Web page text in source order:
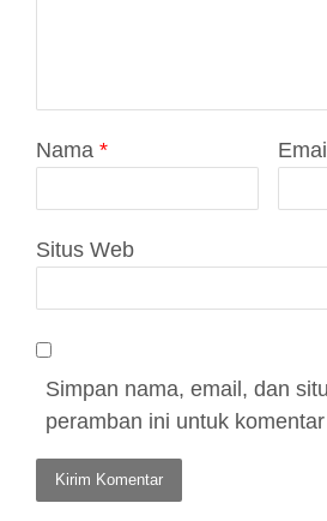
Nama *
Situs Web
Simpan nama, email, dan
peramban ini untuk